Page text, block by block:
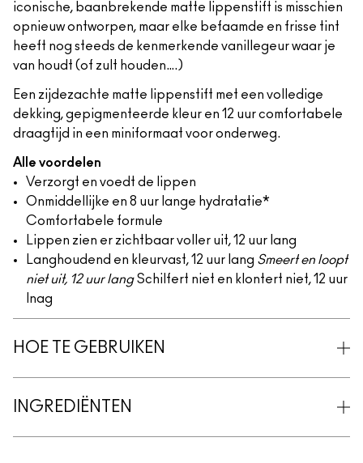
iconische, baanbrekende matte lippenstift is misschien
opnieuw ontworpen, maar elke befaamde en frisse tint
heeft nog steeds de kenmerkende vanillegeur waar je
van houdt (of zult houden….)
Een zijdezachte matte lippenstift met een volledige
dekking, gepigmenteerde kleur en 12 uur comfortabele
draagtijd in een miniformaat voor onderweg.
Alle voordelen
Verzorgt en voedt de lippen
Onmiddellijke en 8 uur lange hydratatie*
Comfortabele formule
Lippen zien er zichtbaar voller uit, 12 uur lang
Langhoudend en kleurvast, 12 uur lang Smeert en loopt
niet uit, 12 uur langSchilfert niet en klontert niet, 12 uur
lnag
HOE TE GEBRUIKEN
INGREDIËNTEN